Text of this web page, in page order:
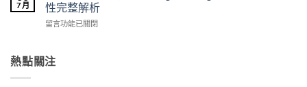
果
怎
麼
作
買？
年
齡
不
西
汀
Dapoxetine）
用
（Cialis
犀
他
7 月
性完整解析
在
勁
吃
留言功能已關閉
熱點關注